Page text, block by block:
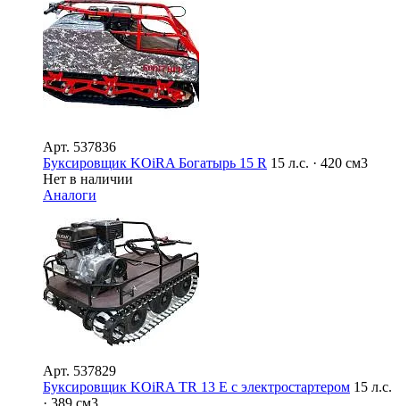
Арт. 537836
Буксировщик KOiRA Богатырь 15 R 15 л.с. · 420 см3
Нет в наличии
Аналоги
Арт. 537829
Буксировщик KOiRA TR 13 Е с электростартером 15 л.с.
· 389 см3